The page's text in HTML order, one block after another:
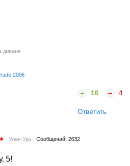
диване
2006
16 4
Ответить
Улан-Удэ Сообщений: 2632
5!